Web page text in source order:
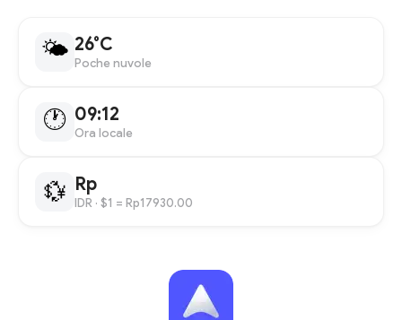
🌤 26°C
Poche nuvole
🕐 09:12
Ora locale
💱 Rp
IDR · $1 = Rp17930.00